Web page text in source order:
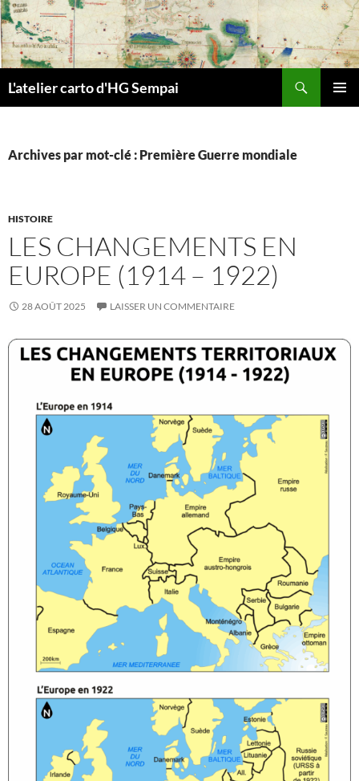
Aller
au
contenu
L'atelier carto d'HG Sempai
Archives par mot-clé : Première Guerre mondiale
HISTOIRE
LES CHANGEMENTS EN
EUROPE (1914 – 1922)
28 AOÛT 2025 LAISSER UN COMMENTAIRE